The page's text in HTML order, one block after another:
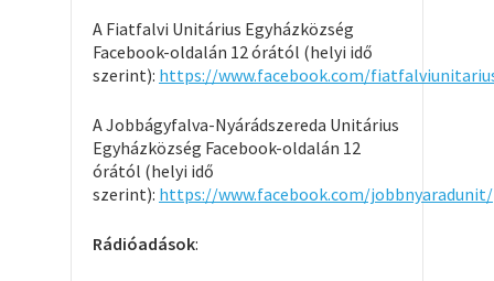
A Fiatfalvi Unitárius Egyházközség
Facebook-oldalán 12 órától (helyi idő
szerint): https://www.facebook.com/
A Jobbágyfalva-Nyárádszereda Unitárius
Egyházközség Facebook-oldalán 12
órától (helyi idő
szerint): https://www.facebook.com/jobbnyaradunit/
Rádióadások: